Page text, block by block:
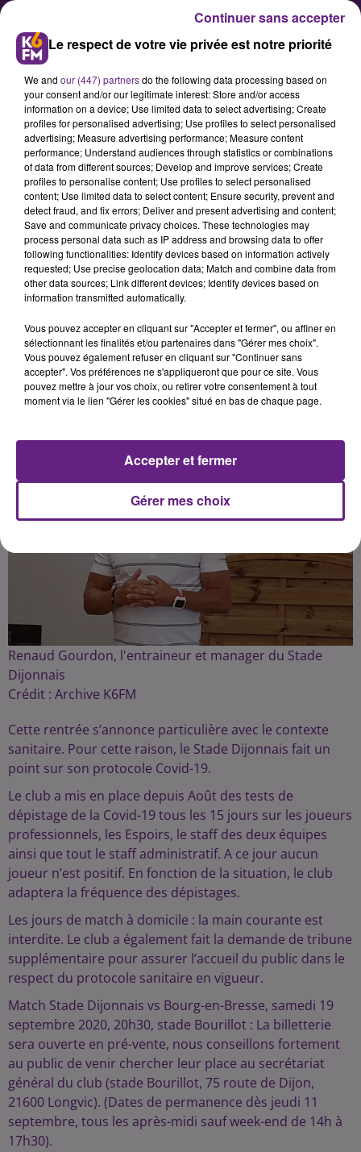
Le Stade Dijonnais détaille son
protocole sanitaire avant le
début de saison
La direction du Stade Dijonnais a
détaillé ce week-end son protocole
sanitaire avant le premier match
au stade Bourillot face à Bourg-en-
Bresse. Ci-dessous le communiqué.
Publié : 7 septembre 2020 à 12h00 par la rédaction
Renaud Gourdon, l'entraineur et manager du Stade
Dijonnais
Crédit : Archive K6FM
Cette rentrée s’annonce particulière avec le contexte
sanitaire. Pour cette raison, le Stade Dijonnais fait un
point sur son protocole Covid-19.
Le club a mis en place depuis Août des tests de
dépistage de la Covid-19 tous les 15 jours sur les joueurs
professionnels, les Espoirs, le staff des deux équipes
ainsi que tout le staff administratif. A ce jour aucun
joueur n’est positif. En fonction de la situation, le club
adaptera la fréquence des dépistages.
Les jours de match à domicile : la main courante est
interdite. Le club a également fait la demande de tribune
supplémentaire pour assurer l’accueil du public dans le
respect du protocole sanitaire en vigueur.
Match Stade Dijonnais vs Bourg-en-Bresse, samedi 19
septembre 2020, 20h30, stade Bourillot : La billetterie
sera ouverte en pré-vente, nous conseillons fortement
au public de venir chercher leur place au secrétariat
général du club (stade Bourillot, 75 route de Dijon,
21600 Longvic). (Dates de permanence dès jeudi 11
septembre, tous les après-midi sauf week-end de 14h à
17h30).
Le respect de votre vie privée est notre priorité
We and our (447) partnersdo the following data processing based on
your consent and/or our legitimate interest: Store and/or access
information on a device; Use limited data to select advertising; Create
profiles for personalised advertising; Use profiles to select personalised
advertising; Measure advertising performance; Measure content
performance; Understand audiences through statistics or combinations
of data from different sources; Develop and improve services; Create
profiles to personalise content; Use profiles to select personalised
content; Use limited data to select content; Ensure security, prevent and
detect fraud, and fix errors; Deliver and present advertising and content;
Save and communicate privacy choices. These technologies may
process personal data such as IP address and browsing data to offer
following functionalities: Identify devices based on information actively
requested; Use precise geolocation data; Match and combine data from
other data sources; Link different devices; Identify devices based on
information transmitted automatically.
Vous pouvez accepter en cliquant sur "Accepter et fermer", ou affiner en
sélectionnant les finalités et/ou partenaires dans "Gérer mes choix".
Vous pouvez également refuser en cliquant sur "Continuer sans
accepter". Vos préférences ne s'appliqueront que pour ce site. Vous
pouvez mettre à jour vos choix, ou retirer votre consentement à tout
moment via le lien "Gérer les cookies" situé en bas de chaque page.
Gérer mes choix
Accepter et fermer
Continuer sans accepter